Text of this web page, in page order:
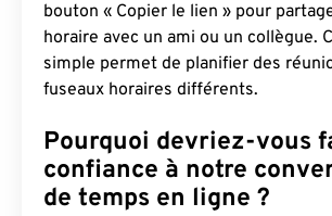
bouton « Copier le lien » pour
horaire avec un ami ou un collègue.
simple permet de planifier des
fuseaux horaires différents.
Pourquoi devriez-vous
confiance à notre
de temps en ligne ?